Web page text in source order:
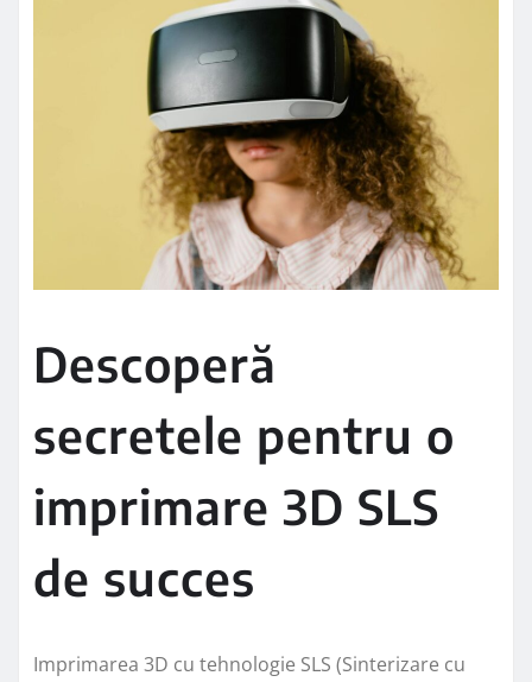
Descoperă
secretele pentru o
imprimare 3D SLS
de succes
Imprimarea 3D cu tehnologie SLS (Sinterizare cu